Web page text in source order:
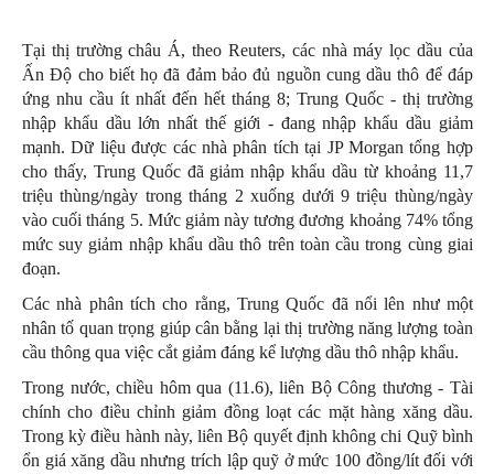
Tại thị trường châu Á, theo Reuters, các nhà máy lọc dầu của
Ấn Độ cho biết họ đã đảm bảo đủ nguồn cung dầu thô để đáp
ứng nhu cầu ít nhất đến hết tháng 8; Trung Quốc - thị trường
nhập khẩu dầu lớn nhất thế giới - đang nhập khẩu dầu giảm
mạnh. Dữ liệu được các nhà phân tích tại JP Morgan tổng hợp
cho thấy, Trung Quốc đã giảm nhập khẩu dầu từ khoảng 11,7
triệu thùng/ngày trong tháng 2 xuống dưới 9 triệu thùng/ngày
vào cuối tháng 5. Mức giảm này tương đương khoảng 74% tổng
mức suy giảm nhập khẩu dầu thô trên toàn cầu trong cùng giai
đoạn.
Các nhà phân tích cho rằng, Trung Quốc đã nổi lên như một
nhân tố quan trọng giúp cân bằng lại thị trường năng lượng toàn
cầu thông qua việc cắt giảm đáng kể lượng dầu thô nhập khẩu.
Trong nước, chiều hôm qua (11.6), liên Bộ Công thương - Tài
chính cho điều chỉnh giảm đồng loạt các mặt hàng xăng dầu.
Trong kỳ điều hành này, liên Bộ quyết định không chi Quỹ bình
ổn giá xăng dầu nhưng trích lập quỹ ở mức 100 đồng/lít đối với